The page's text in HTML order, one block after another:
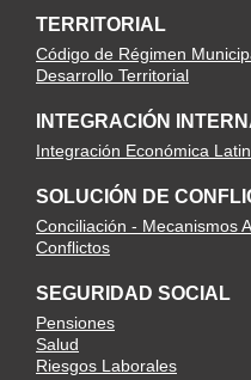
TERRITORIAL
Código de Régimen
Desarrollo Territorial
INTEGRACIÓN
Integración Económica
SOLUCIÓN DE
Conciliación - Mecanismos
Conflictos
SEGURIDAD SOCIAL
Pensiones
Salud
Riesgos Laborales